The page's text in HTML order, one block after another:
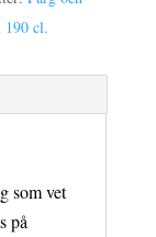
190 cl.
som vet
på